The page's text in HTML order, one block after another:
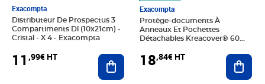
Exacompta
Distributeur De Prospectus 3
Compartiments Dl (10x21cm) -
Cristal - X 4 - Exacompta
11 ,99€ HT Ajouter au panier
Exacompta
Protège-documents À
Anneaux Et Pochettes
Détachables Kreacover® 60
Exacompta
18,84€ HT